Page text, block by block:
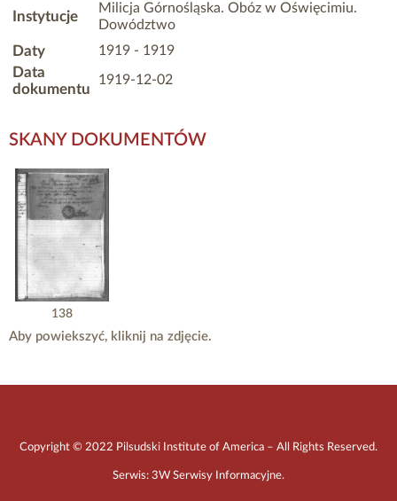
Instytucje
Milicja Górnośląska. Obóz w Oświęcimiu.
Dowództwo
Daty 1919 - 1919
Data
dokumentu
1919-12-02
SKANY DOKUMENTÓW
138
Aby powiekszyć, kliknij na zdjęcie.
Copyright © 2022 Pilsudski Institute of America – All Rights Reserved.
Serwis: 3W Serwisy Informacyjne.